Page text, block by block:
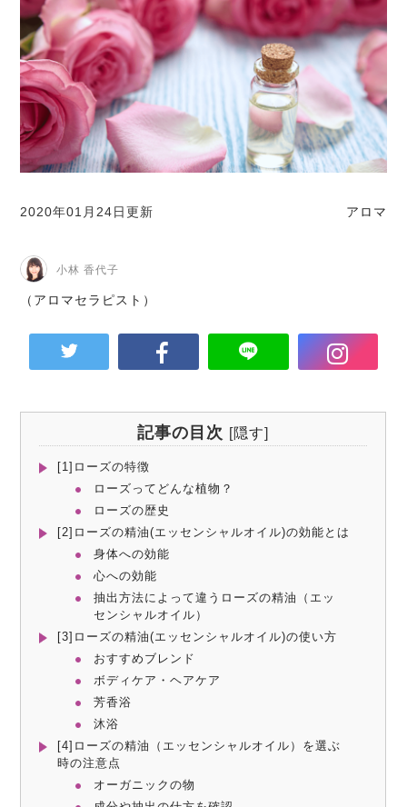
2020年01月24日更新 アロマ
小林 香代子
（アロマセラピスト）
記事の目次 [隠す]
[1]ローズの特徴
ローズってどんな植物？
ローズの歴史
[2]ローズの精油(エッセンシャルオイル)の効能とは
身体への効能
心への効能
抽出方法によって違うローズの精油（エッ
センシャルオイル）
[3]ローズの精油(エッセンシャルオイル)の使い方
おすすめブレンド
ボディケア・ヘアケア
芳香浴
沐浴
[4]ローズの精油（エッセンシャルオイル）を選ぶ
時の注意点
オーガニックの物